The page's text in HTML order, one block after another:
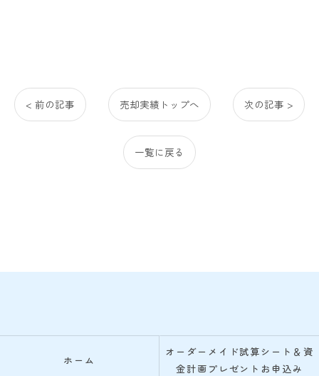
< 前の記事 売却実績トップへ 次の記事 >
一覧に戻る
ホーム
オーダーメイド試算シート＆資
金計画プレゼントお申込み